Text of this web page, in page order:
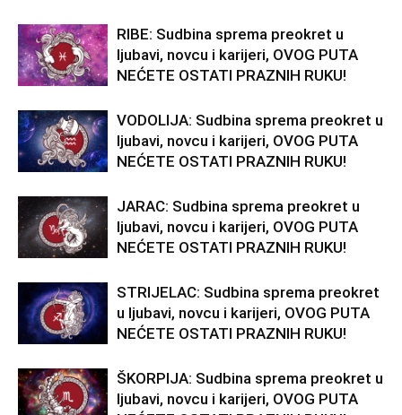
RIBE: Sudbina sprema preokret u
ljubavi, novcu i karijeri, OVOG PUTA
NEĆETE OSTATI PRAZNIH RUKU!
VODOLIJA: Sudbina sprema preokret u
ljubavi, novcu i karijeri, OVOG PUTA
NEĆETE OSTATI PRAZNIH RUKU!
JARAC: Sudbina sprema preokret u
ljubavi, novcu i karijeri, OVOG PUTA
NEĆETE OSTATI PRAZNIH RUKU!
STRIJELAC: Sudbina sprema preokret
u ljubavi, novcu i karijeri, OVOG PUTA
NEĆETE OSTATI PRAZNIH RUKU!
ŠKORPIJA: Sudbina sprema preokret u
ljubavi, novcu i karijeri, OVOG PUTA